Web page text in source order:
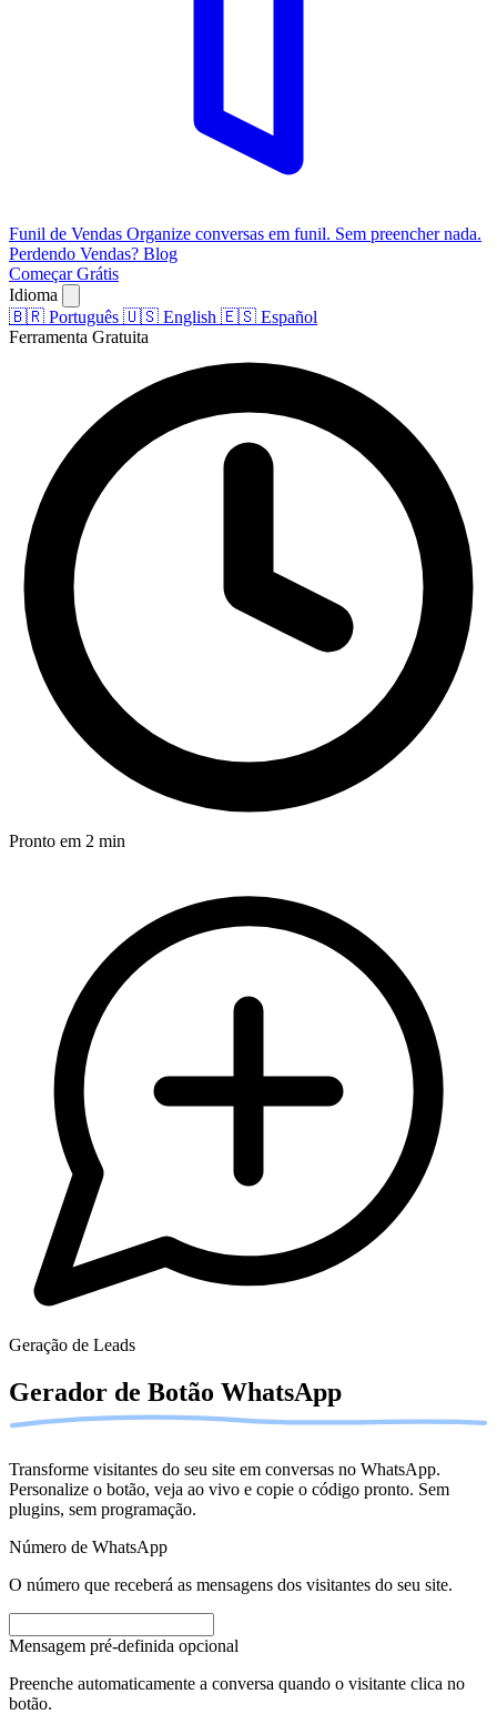
Funil de Vendas Organize conversas em funil. Sem preencher nada.
Perdendo Vendas? Blog
Começar Grátis
Idioma
🇧🇷 Português 🇺🇸 English 🇪🇸 Español
Ferramenta Gratuita
Pronto em 2 min
Geração de Leads
Gerador de Botão WhatsApp
Transforme visitantes do seu site em conversas no WhatsApp.
Personalize o botão, veja ao vivo e copie o código pronto. Sem
plugins, sem programação.
Número de WhatsApp
O número que receberá as mensagens dos visitantes do seu site.
Mensagem pré-definida opcional
Preenche automaticamente a conversa quando o visitante clica no
botão.